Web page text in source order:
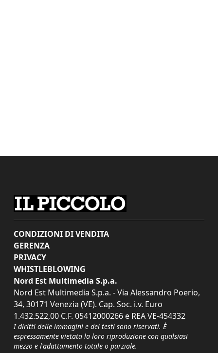
CONDIZIONI DI VENDITA
GERENZA
PRIVACY
WHISTLEBLOWING
Nord Est Multimedia S.p.a.
Nord Est Multimedia S.p.a. - Via Alessandro Poerio,
34, 30171 Venezia (VE). Cap. Soc. i.v. Euro
1.432.522,00 C.F. 05412000266 e REA VE-454332
I diritti delle immagini e dei testi sono riservati. È
espressamente vietata la loro riproduzione con qualsiasi
mezzo e l'adattamento totale o parziale.